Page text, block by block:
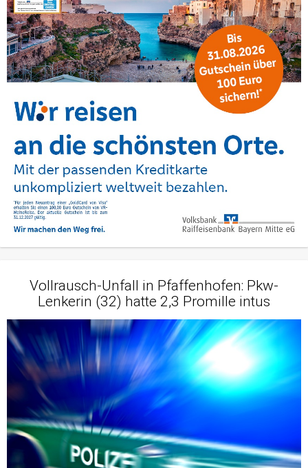
Vollrausch-Unfall in Pfaffenhofen: Pkw-
Lenkerin (32) hatte 2,3 Promille intus